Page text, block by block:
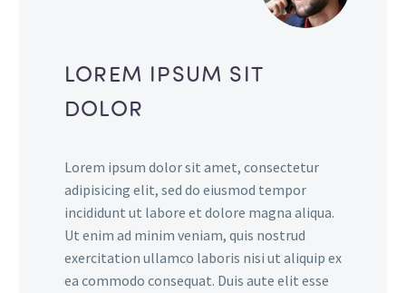
LOREM IPSUM SIT
DOLOR
Lorem ipsum dolor sit amet, consectetur
adipisicing elit, sed do eiusmod tempor
incididunt ut labore et dolore magna aliqua.
Ut enim ad minim veniam, quis nostrud
exercitation ullamco laboris nisi ut aliquip ex
ea commodo consequat. Duis aute elit esse